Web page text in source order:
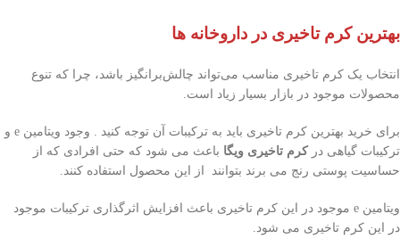
بهترین کرم تاخیری در داروخانه ها
انتخاب یک کرم تاخیری مناسب می‌تواند چالش‌برانگیز باشد، چرا که تنوع
محصولات موجود در بازار بسیار زیاد است.
برای خرید بهترین کرم تاخیری باید به ترکیبات آن توجه کنید . وجود ویتامین e و
ترکیبات گیاهی در کرم تاخیری ویگا باعث می شود که حتی افرادی که از
حساسیت پوستی رنج می برند بتوانند از این محصول استفاده کنند.
ویتامین e موجود در این کرم تاخیری باعث افزایش اثرگذاری ترکیبات موجود
در این کرم‌ تاخیری می شود.